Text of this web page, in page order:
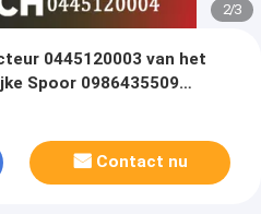
2/3
0445120003 van het
Spoor 0986435509
Contact nu